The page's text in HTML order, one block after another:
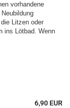
vorhandene
Litzen oder
ins Lötbad. Wenn
6,90 EUR